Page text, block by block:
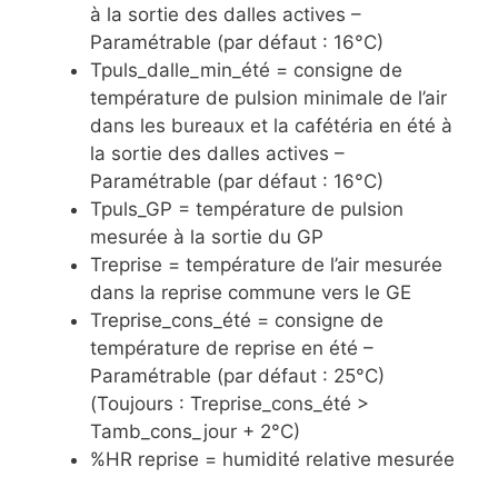
à la sortie des dalles actives –
Paramétrable (par défaut : 16°C)
Tpuls_dalle_min_été = consigne de
température de pulsion minimale de l’air
dans les bureaux et la cafétéria en été à
la sortie des dalles actives –
Paramétrable (par défaut : 16°C)
Tpuls_GP = température de pulsion
mesurée à la sortie du GP
Treprise = température de l’air mesurée
dans la reprise commune vers le GE
Treprise_cons_été = consigne de
température de reprise en été –
Paramétrable (par défaut : 25°C)
(Toujours : Treprise_cons_été >
Tamb_cons_jour + 2°C)
%HR reprise = humidité relative mesurée